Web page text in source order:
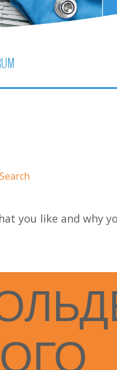
Search
you like and why